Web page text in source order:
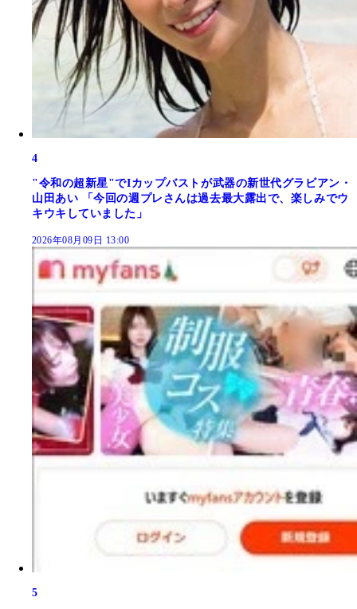
4
"令和の超新星"でIカップバストが武器の新世代グラビアン・
山田あい 「今回の週プレさんは過去最大露出で、楽しみでウ
キウキしていました」
2026年08月09日 13:00
5